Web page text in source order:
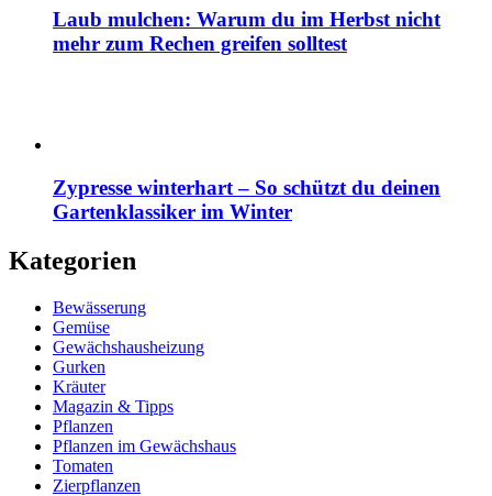
Laub mulchen: Warum du im Herbst nicht
mehr zum Rechen greifen solltest
Zypresse winterhart – So schützt du deinen
Gartenklassiker im Winter
Kategorien
Bewässerung
Gemüse
Gewächshausheizung
Gurken
Kräuter
Magazin & Tipps
Pflanzen
Pflanzen im Gewächshaus
Tomaten
Zierpflanzen